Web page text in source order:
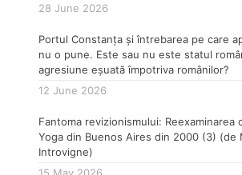
28 June 2026
Portul Constanța și întrebarea pe care
nu o pune. Este sau nu este statul
agresiune eșuată împotriva românilor?
12 June 2026
Fantoma revizionismului: Reexaminarea
Yoga din Buenos Aires din 2000 (3) (de
Introvigne)